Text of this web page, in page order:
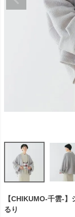
【CHIKUMO-千雲-
るり